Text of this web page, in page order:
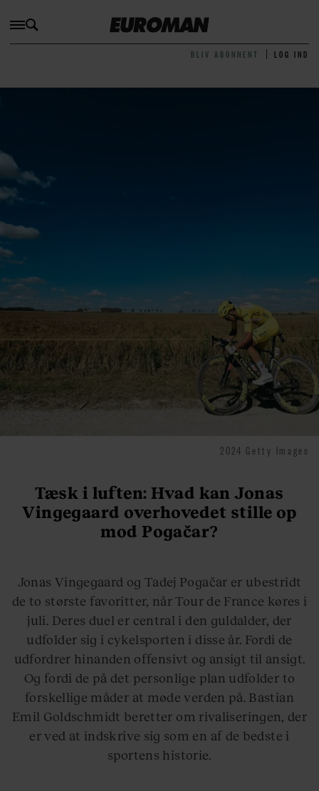
BLIV ABONNENT LOG IND
2024 Getty Images
Tæsk i luften: Hvad kan Jonas
Vingegaard overhovedet stille op
mod Pogačar?
Jonas Vingegaard og Tadej Pogačar er ubestridt
de to største favoritter, når Tour de France køres i
juli. Deres duel er central i den guldalder, der
udfolder sig i cykelsporten i disse år. Fordi de
udfordrer hinanden offensivt og ansigt til ansigt.
Og fordi de på det personlige plan udfolder to
forskellige måder at møde verden på. Bastian
Emil Goldschmidt beretter om rivaliseringen, der
er ved at indskrive sig som en af de bedste i
sportens historie.